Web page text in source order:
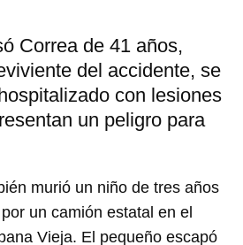
Correa de 41 años,
del accidente, se
con lesiones
un peligro para
murió un niño de tres años
un camión estatal en el
Vieja. El pequeño escapó